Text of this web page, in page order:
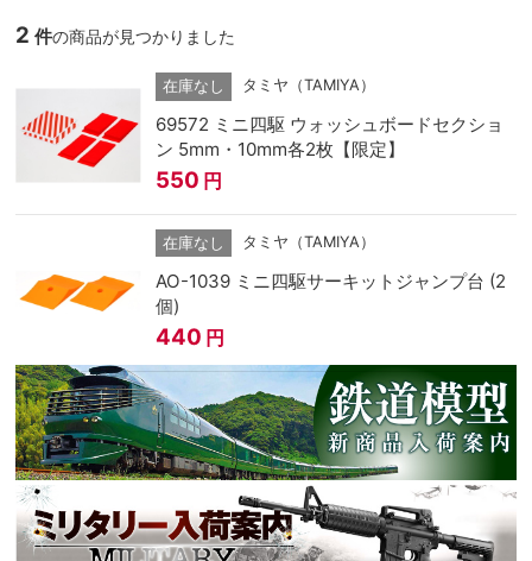
2 件の商品が見つかりました
在庫なし タミヤ（TAMIYA）
69572 ミニ四駆 ウォッシュボードセクショ
ン 5mm・10mm各2枚【限定】
550 円
在庫なし タミヤ（TAMIYA）
AO-1039 ミニ四駆サーキットジャンプ台 (2
個)
440 円